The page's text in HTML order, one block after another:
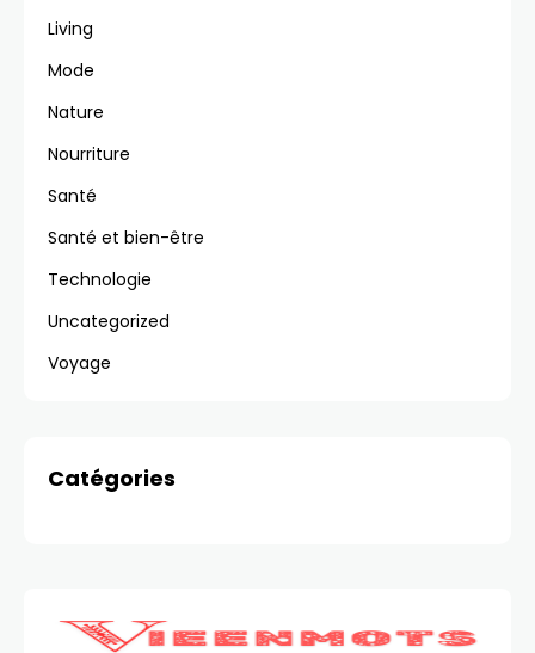
Living
Mode
Nature
Nourriture
Santé
Santé et bien-être
Technologie
Uncategorized
Voyage
Catégories